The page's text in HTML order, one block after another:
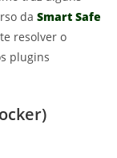
da Smart Safe
resolver o
plugins